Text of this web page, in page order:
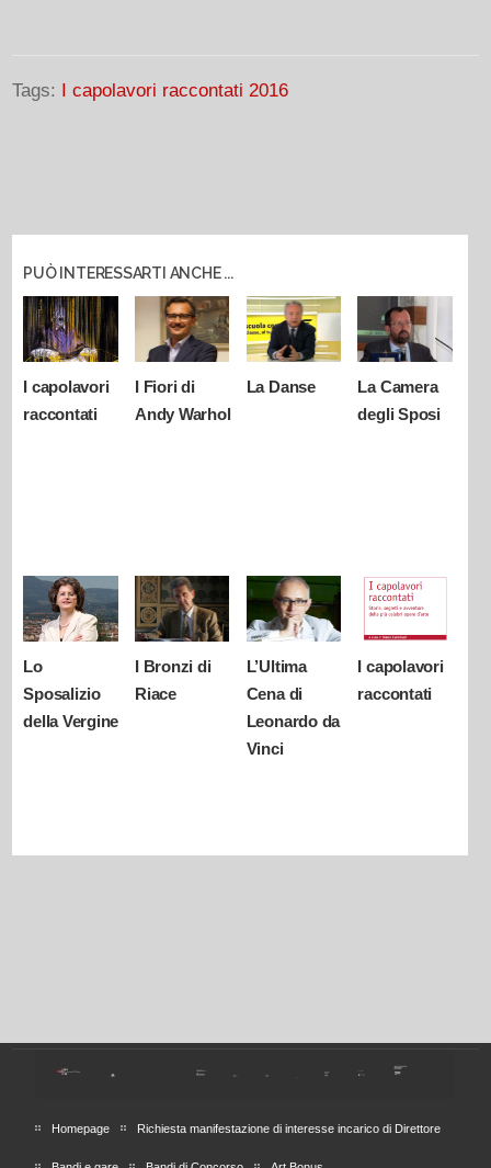
Tags: I capolavori raccontati 2016
PUÒ INTERESSARTI ANCHE ...
I capolavori
raccontati
I Fiori di
Andy Warhol
La Danse
La Camera
degli Sposi
Lo
Sposalizio
della Vergine
I Bronzi di
Riace
L’Ultima
Cena di
Leonardo da
Vinci
I capolavori
raccontati
Homepage Richiesta manifestazione di interesse incarico di Direttore